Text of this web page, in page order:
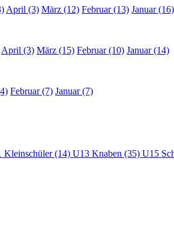
April (3) März (12) Februar (13) Januar (16)
April (3) März (15) Februar (10) Januar (14)
Februar (7) Januar (7)
Kleinschüler (14) U13 Knaben (35) U15